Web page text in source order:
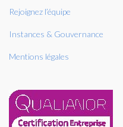
Rejoignez l’équipe
Instances & Gouvernance
Mentions légales